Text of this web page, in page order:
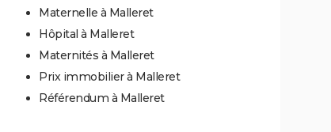
Maternelle à Malleret
Hôpital à Malleret
Maternités à Malleret
Prix immobilier à Malleret
Référendum à Malleret